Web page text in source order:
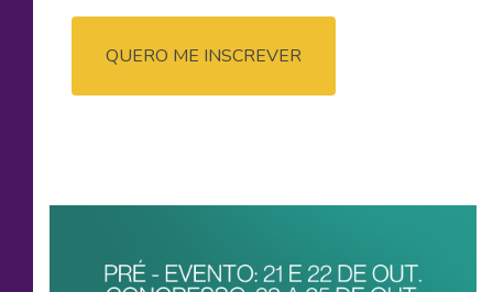
QUERO ME INSCREVER